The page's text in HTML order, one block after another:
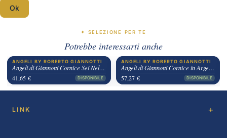
Ok
✦ SELEZIONE PER TE
Potrebbe interessarti anche
ANGELI BY ROBERTO GIANNOTTI
Angeli di Giannotti Cornice Sei Nel Mio Cuore
41,65 €
DISPONIBILE
ANGELI BY ROBERTO GIANNOTTI
Angeli di Giannotti Cornice in Argento Bimbo
57,27 €
DISPONIBILE
LINK